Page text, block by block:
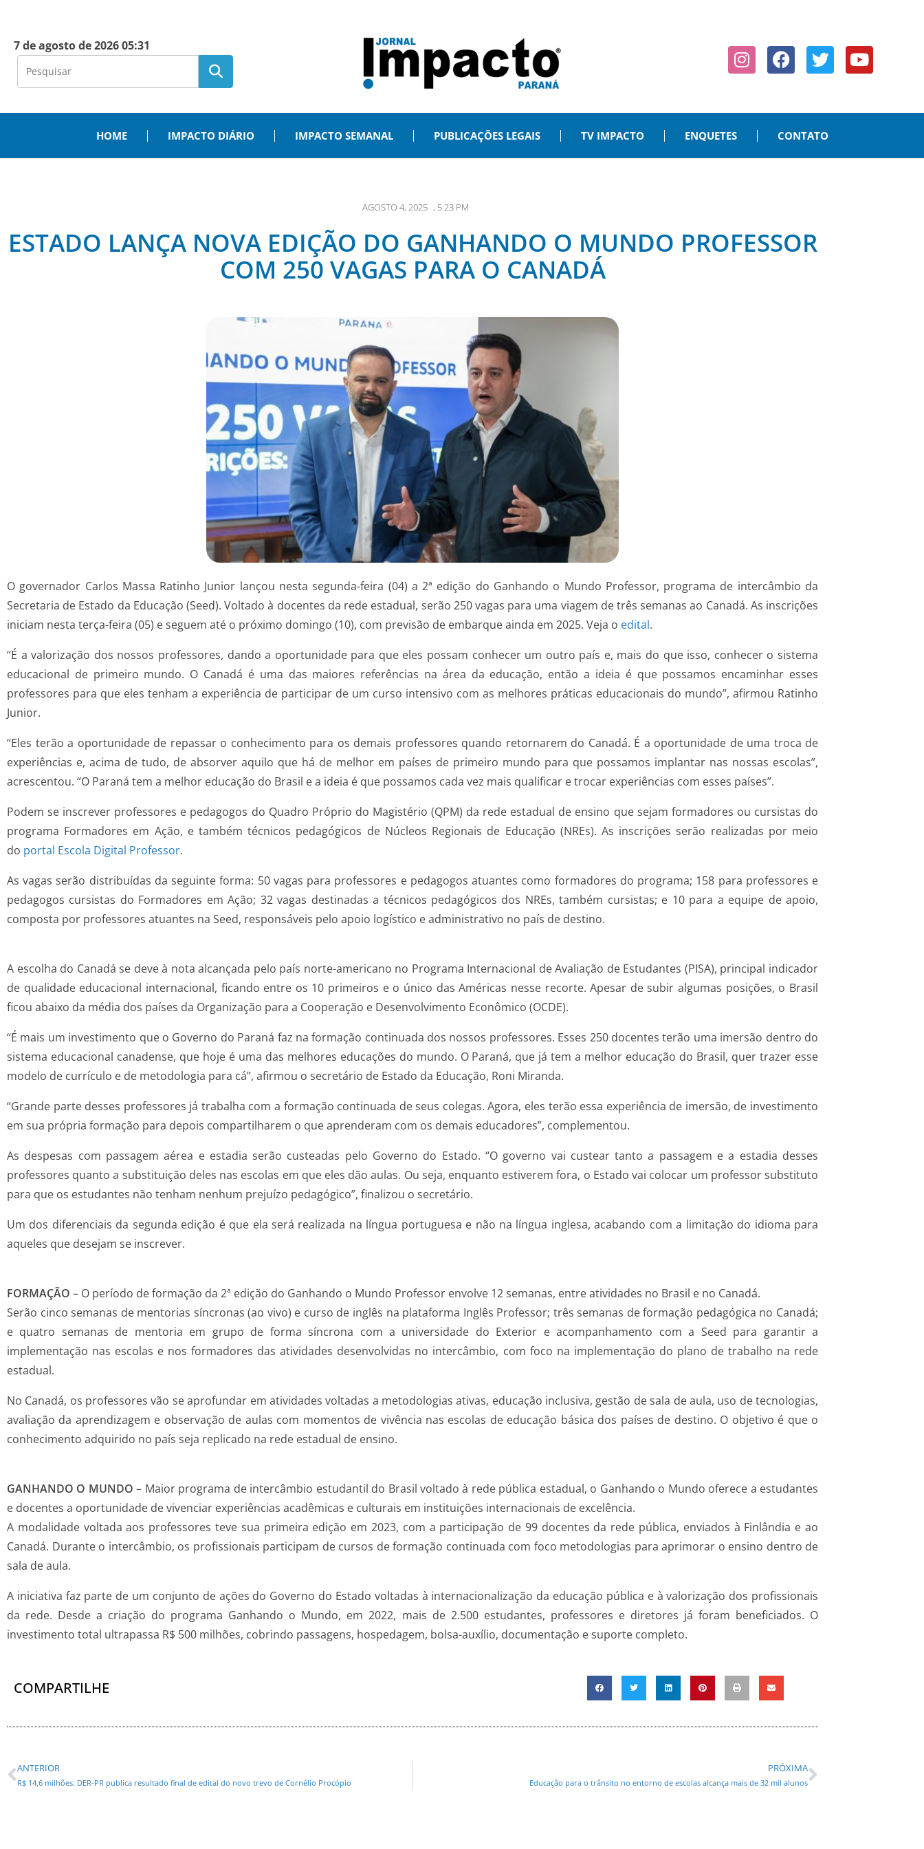
7 de agosto de 2026 05:31
HOME IMPACTO DIÁRIO IMPACTO SEMANAL PUBLICAÇÕES LEGAIS TV IMPACTO ENQUETES CONTATO
AGOSTO 4, 2025 , 5:23 PM
ESTADO LANÇA NOVA EDIÇÃO DO GANHANDO O MUNDO PROFESSOR
COM 250 VAGAS PARA O CANADÁ
O governador Carlos Massa Ratinho Junior lançou nesta segunda-feira (04) a 2ª edição do Ganhando o Mundo Professor, programa de intercâmbio da
Secretaria de Estado da Educação (Seed). Voltado à docentes da rede estadual, serão 250 vagas para uma viagem de três semanas ao Canadá. As inscrições
iniciam nesta terça-feira (05) e seguem até o próximo domingo (10), com previsão de embarque ainda em 2025. Veja o edital.
“É a valorização dos nossos professores, dando a oportunidade para que eles possam conhecer um outro país e, mais do que isso, conhecer o sistema
educacional de primeiro mundo. O Canadá é uma das maiores referências na área da educação, então a ideia é que possamos encaminhar esses
professores para que eles tenham a experiência de participar de um curso intensivo com as melhores práticas educacionais do mundo”, afirmou Ratinho
Junior.
“Eles terão a oportunidade de repassar o conhecimento para os demais professores quando retornarem do Canadá. É a oportunidade de uma troca de
experiências e, acima de tudo, de absorver aquilo que há de melhor em países de primeiro mundo para que possamos implantar nas nossas escolas”,
acrescentou. “O Paraná tem a melhor educação do Brasil e a ideia é que possamos cada vez mais qualificar e trocar experiências com esses países”.
Podem se inscrever professores e pedagogos do Quadro Próprio do Magistério (QPM) da rede estadual de ensino que sejam formadores ou cursistas do
programa Formadores em Ação, e também técnicos pedagógicos de Núcleos Regionais de Educação (NREs). As inscrições serão realizadas por meio
do portal Escola Digital Professor.
As vagas serão distribuídas da seguinte forma: 50 vagas para professores e pedagogos atuantes como formadores do programa; 158 para professores e
pedagogos cursistas do Formadores em Ação; 32 vagas destinadas a técnicos pedagógicos dos NREs, também cursistas; e 10 para a equipe de apoio,
composta por professores atuantes na Seed, responsáveis pelo apoio logístico e administrativo no país de destino.
A escolha do Canadá se deve à nota alcançada pelo país norte-americano no Programa Internacional de Avaliação de Estudantes (PISA), principal indicador
de qualidade educacional internacional, ficando entre os 10 primeiros e o único das Américas nesse recorte. Apesar de subir algumas posições, o Brasil
ficou abaixo da média dos países da Organização para a Cooperação e Desenvolvimento Econômico (OCDE).
“É mais um investimento que o Governo do Paraná faz na formação continuada dos nossos professores. Esses 250 docentes terão uma imersão dentro do
sistema educacional canadense, que hoje é uma das melhores educações do mundo. O Paraná, que já tem a melhor educação do Brasil, quer trazer esse
modelo de currículo e de metodologia para cá”, afirmou o secretário de Estado da Educação, Roni Miranda.
“Grande parte desses professores já trabalha com a formação continuada de seus colegas. Agora, eles terão essa experiência de imersão, de investimento
em sua própria formação para depois compartilharem o que aprenderam com os demais educadores”, complementou.
As despesas com passagem aérea e estadia serão custeadas pelo Governo do Estado. “O governo vai custear tanto a passagem e a estadia desses
professores quanto a substituição deles nas escolas em que eles dão aulas. Ou seja, enquanto estiverem fora, o Estado vai colocar um professor substituto
para que os estudantes não tenham nenhum prejuízo pedagógico”, finalizou o secretário.
Um dos diferenciais da segunda edição é que ela será realizada na língua portuguesa e não na língua inglesa, acabando com a limitação do idioma para
aqueles que desejam se inscrever.
FORMAÇÃO – O período de formação da 2ª edição do Ganhando o Mundo Professor envolve 12 semanas, entre atividades no Brasil e no Canadá.
Serão cinco semanas de mentorias síncronas (ao vivo) e curso de inglês na plataforma Inglês Professor; três semanas de formação pedagógica no Canadá;
e quatro semanas de mentoria em grupo de forma síncrona com a universidade do Exterior e acompanhamento com a Seed para garantir a
implementação nas escolas e nos formadores das atividades desenvolvidas no intercâmbio, com foco na implementação do plano de trabalho na rede
estadual.
No Canadá, os professores vão se aprofundar em atividades voltadas a metodologias ativas, educação inclusiva, gestão de sala de aula, uso de tecnologias,
avaliação da aprendizagem e observação de aulas com momentos de vivência nas escolas de educação básica dos países de destino. O objetivo é que o
conhecimento adquirido no país seja replicado na rede estadual de ensino.
GANHANDO O MUNDO– Maior programa de intercâmbio estudantil do Brasil voltado à rede pública estadual, o Ganhando o Mundo oferece a estudantes
e docentes a oportunidade de vivenciar experiências acadêmicas e culturais em instituições internacionais de excelência.
A modalidade voltada aos professores teve sua primeira edição em 2023, com a participação de 99 docentes da rede pública, enviados à Finlândia e ao
Canadá. Durante o intercâmbio, os profissionais participam de cursos de formação continuada com foco metodologias para aprimorar o ensino dentro de
sala de aula.
A iniciativa faz parte de um conjunto de ações do Governo do Estado voltadas à internacionalização da educação pública e à valorização dos profissionais
da rede. Desde a criação do programa Ganhando o Mundo, em 2022, mais de 2.500 estudantes, professores e diretores já foram beneficiados. O
investimento total ultrapassa R$ 500 milhões, cobrindo passagens, hospedagem, bolsa-auxílio, documentação e suporte completo.
COMPARTILHE
ANTERIOR
R$ 14,6 milhões: DER-PR publica resultado final de edital do novo trevo de Cornélio Procópio
PRÓXIMA
Educação para o trânsito no entorno de escolas alcança mais de 32 mil alunos